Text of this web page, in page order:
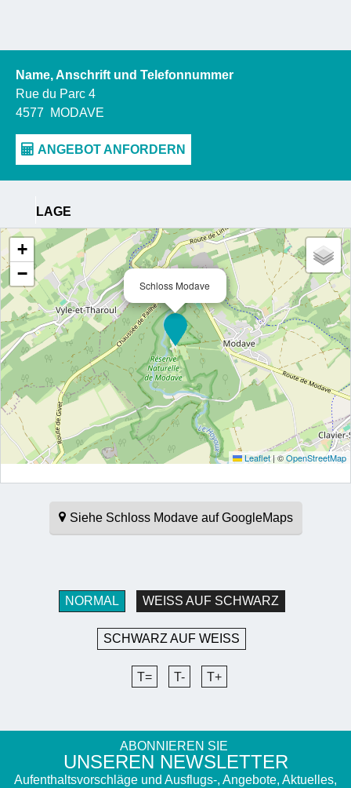
Name, Anschrift und Telefonnummer
Rue du Parc 4
4577 MODAVE
LAGE
Schloss Modave
+
−
Leaflet|©OpenStreetMap
Siehe Schloss Modave auf GoogleMaps
NORMAL WEISS AUF SCHWARZ
SCHWARZ AUF WEISS
T= T- T+
ABONNIEREN SIE
UNSEREN NEWSLETTER
Aufenthaltsvorschläge und Ausflugs-, Angebote, Aktuelles,